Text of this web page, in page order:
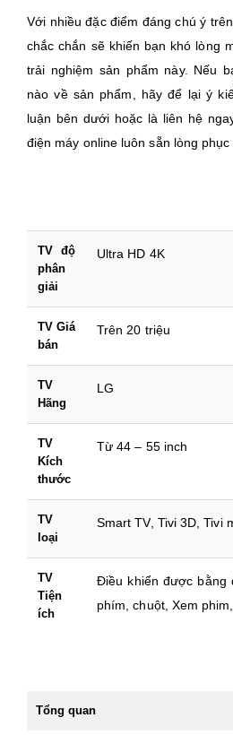
Với nhiều đặc điểm đáng chú ý
chắc chắn sẽ khiến bạn khó lòng
trải nghiệm sản phẩm này. Nếu
nào về sản phẩm, hãy để lại ý
luận bên dưới hoặc là liên hệ
điện máy online luôn sẵn lòng phục
TV độ
phân
giải
Ultra HD 4K
TV Giá
bán
Trên 20 triệu
TV
Hãng
LG
TV
Kích
thước
Từ 44 – 55 inch
TV
loại
Smart TV, Tivi 3D, Tivi
TV
Tiện
ích
Điều khiển được bằng
phím, chuột, Xem
Tổng quan